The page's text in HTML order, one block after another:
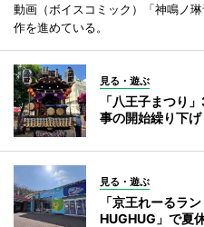
動画（ボイスコミック）「神鳴ノ
作を進めている。
見る・遊ぶ
「八王子まつり
事の開始繰り下げ
見る・遊ぶ
「京王れーるラ
HUGHUG」で夏